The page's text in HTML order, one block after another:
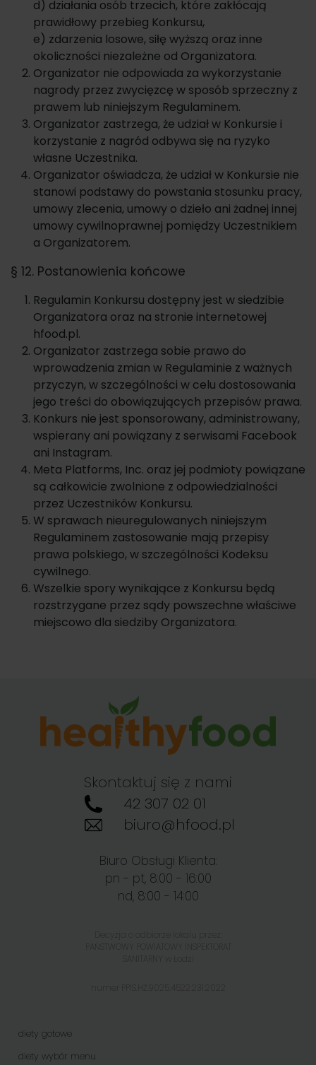
d) działania osób trzecich, które zakłócają
prawidłowy przebieg Konkursu,
e) zdarzenia losowe, siłę wyższą oraz inne
okoliczności niezależne od Organizatora.
Organizator nie odpowiada za wykorzystanie
nagrody przez zwycięzcę w sposób sprzeczny z
prawem lub niniejszym Regulaminem.
Organizator zastrzega, że udział w Konkursie i
korzystanie z nagród odbywa się na ryzyko
własne Uczestnika.
Organizator oświadcza, że udział w Konkursie nie
stanowi podstawy do powstania stosunku pracy,
umowy zlecenia, umowy o dzieło ani żadnej innej
umowy cywilnoprawnej pomiędzy Uczestnikiem
a Organizatorem.
§ 12. Postanowienia końcowe
Regulamin Konkursu dostępny jest w siedzibie
Organizatora oraz na stronie internetowej
hfood.pl.
Organizator zastrzega sobie prawo do
wprowadzenia zmian w Regulaminie z ważnych
przyczyn, w szczególności w celu dostosowania
jego treści do obowiązujących przepisów prawa.
Konkurs nie jest sponsorowany, administrowany,
wspierany ani powiązany z serwisami Facebook
ani Instagram.
Meta Platforms, Inc. oraz jej podmioty powiązane
są całkowicie zwolnione z odpowiedzialności
przez Uczestników Konkursu.
W sprawach nieuregulowanych niniejszym
Regulaminem zastosowanie mają przepisy
prawa polskiego, w szczególności Kodeksu
cywilnego.
Wszelkie spory wynikające z Konkursu będą
rozstrzygane przez sądy powszechne właściwe
miejscowo dla siedziby Organizatora.
Skontaktuj się z nami
42 307 02 01
biuro@hfood.pl
Biuro Obsługi Klienta:
pn - pt, 8:00 - 16:00
nd, 8:00 - 14:00
diety gotowe
diety wybór menu